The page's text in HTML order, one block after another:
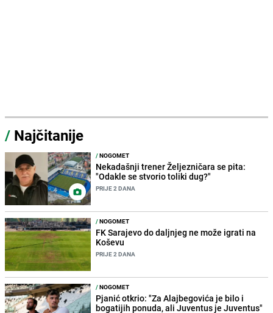
/ Najčitanije
/NOGOMET
Nekadašnji trener Željezničara se pita:
"Odakle se stvorio toliki dug?"
PRIJE 2 DANA
/NOGOMET
FK Sarajevo do daljnjeg ne može igrati na
Koševu
PRIJE 2 DANA
/NOGOMET
Pjanić otkrio: "Za Alajbegovića je bilo i
bogatijih ponuda, ali Juventus je Juventus"